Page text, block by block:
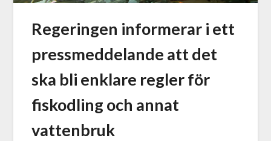
Regeringen informerar i ett
pressmeddelande att det
ska bli enklare regler för
fiskodling och annat
vattenbruk